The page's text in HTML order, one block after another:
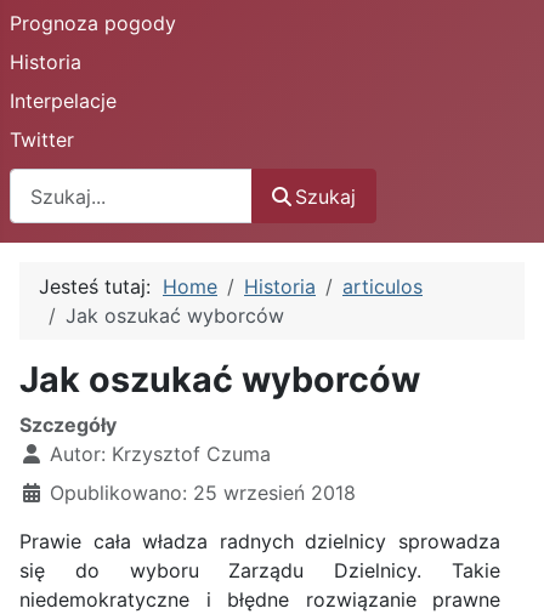
Prognoza pogody
Historia
Interpelacje
Twitter
Szukaj
Jesteś tutaj: Home Historia
articulos
Jak oszukać wyborców
Jak oszukać wyborców
Szczegóły
Autor: Krzysztof Czuma
Opublikowano: 25 wrzesień 2018
Prawie cała władza radnych dzielnicy sprowadza
się do wyboru Zarządu Dzielnicy. Takie
niedemokratyczne i błędne rozwiązanie prawne